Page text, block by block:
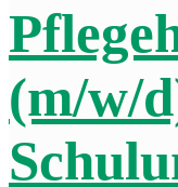
(m/w/